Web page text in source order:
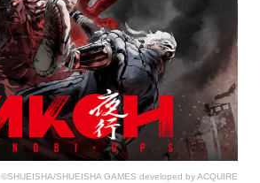
©SHUEISHA/SHUEISHA GAMES developed by ACQUIRE